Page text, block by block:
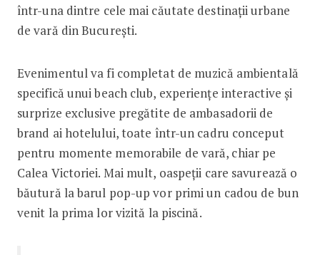
într-una dintre cele mai căutate destinații urbane
de vară din București.
Evenimentul va fi completat de muzică ambientală
specifică unui beach club, experiențe interactive și
surprize exclusive pregătite de ambasadorii de
brand ai hotelului, toate într-un cadru conceput
pentru momente memorabile de vară, chiar pe
Calea Victoriei. Mai mult, oaspeții care savurează o
băutură la barul pop-up vor primi un cadou de bun
venit la prima lor vizită la piscină.